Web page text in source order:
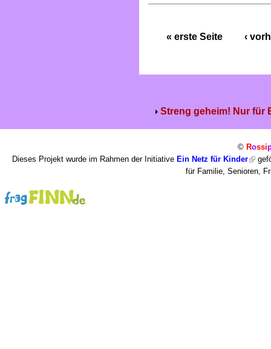
« erste Seite ‹
Streng geheim! Nur für
© Rossi
Dieses Projekt wurde im Rahmen der Initiative Ein Netz für Kinder
für Familie, Senioren,